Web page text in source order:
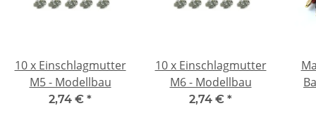
10 x Einschlagmutter
M5 - Modellbau
2,74 € *
10 x Einschlagmutter
M6 - Modellbau
2,74 € *